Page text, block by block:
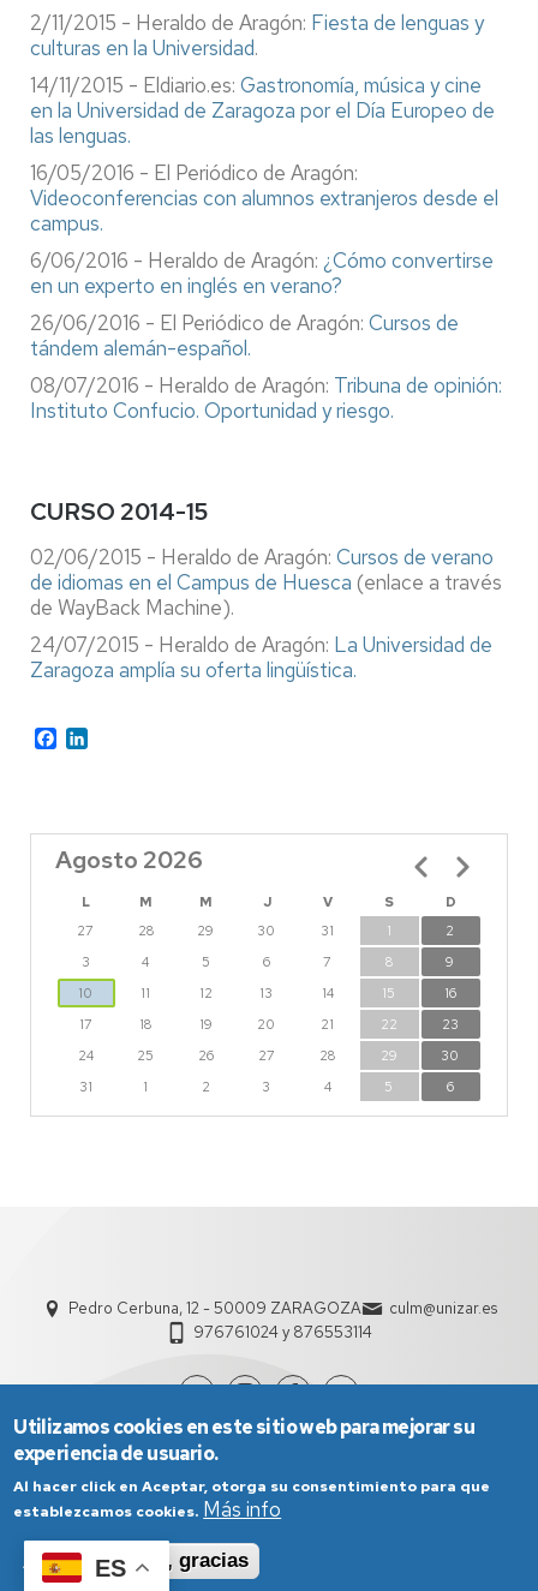
ES
2/11/2015 - Heraldo de Aragón: Fiesta de lenguas y
culturas en la Universidad.
14/11/2015 - Eldiario.es: Gastronomía, música y cine
en la Universidad de Zaragoza por el Día Europeo de
las lenguas.
16/05/2016 - El Periódico de Aragón:
Videoconferencias con alumnos extranjeros desde el
campus.
6/06/2016 - Heraldo de Aragón: ¿Cómo convertirse
en un experto en inglés en verano?
26/06/2016 - El Periódico de Aragón: Cursos de
tándem alemán-español.
08/07/2016 - Heraldo de Aragón: Tribuna de opinión:
Instituto Confucio. Oportunidad y riesgo.
CURSO 2014-15
02/06/2015 - Heraldo de Aragón: Cursos de verano
de idiomas en el Campus de Huesca (enlace a través
de WayBack Machine).
24/07/2015 - Heraldo de Aragón: La Universidad de
Zaragoza amplía su oferta lingüística.
Facebook
Agosto 2026
L M M J V S
D
27
28 29 30 31 1
2
3
4 5 6 7 8
9
10
11 12 13 14 15
16
17
18 19 20 21 22
23
24
25 26 27 28 29
30
31
1 2 3 4 5 6
Paginación
Pedro Cerbuna, 12 - 50009 ZARAGOZA
culm@unizar.es
976761024 y 876553114
Aviso Legal
Condiciones generales de uso
Política de Privacidad
Utilizamos cookies en este sitio web para mejorar su
experiencia de usuario.
Al hacer click en Aceptar, otorga su consentimiento para que
establezcamos cookies. Más info
Aceptar
No, gracias